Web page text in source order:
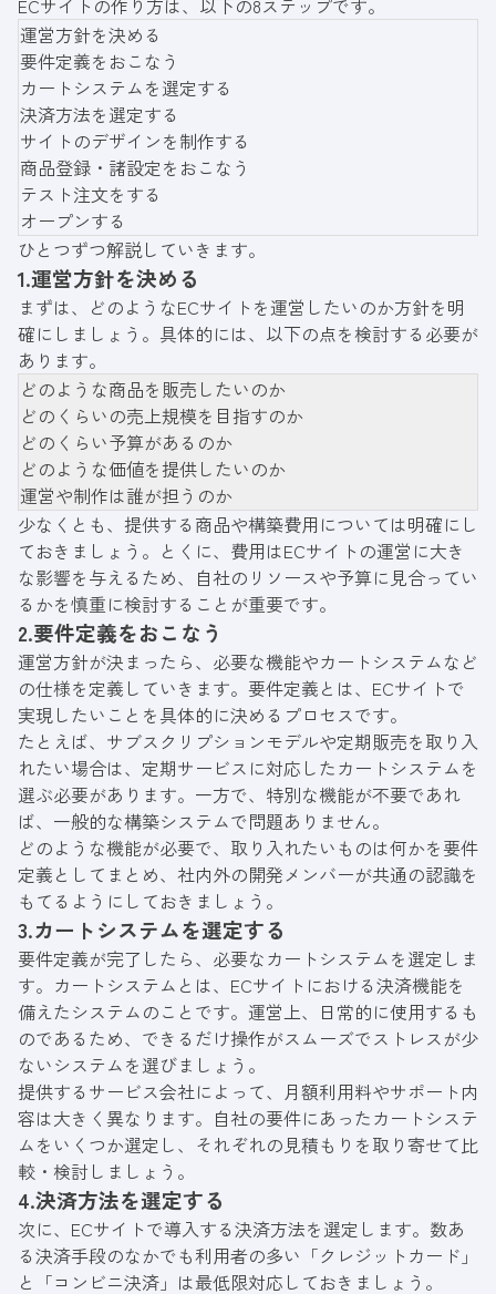
運営方針を決める
要件定義をおこなう
カートシステムを選定する
決済方法を選定する
サイトのデザインを制作する
商品登録・諸設定をおこなう
テスト注文をする
オープンする
ひとつずつ解説していきます。
1.運営方針を決める
まずは、どのようなECサイトを運営したいのか方針を明
確にしましょう。具体的には、以下の点を検討する必要が
あります。
どのような商品を販売したいのか
どのくらいの売上規模を目指すのか
どのくらい予算があるのか
どのような価値を提供したいのか
運営や制作は誰が担うのか
少なくとも、提供する商品や構築費用については明確にし
ておきましょう。とくに、費用はECサイトの運営に大き
な影響を与えるため、自社のリソースや予算に見合ってい
るかを慎重に検討することが重要です。
2.要件定義をおこなう
運営方針が決まったら、必要な機能やカートシステムなど
の仕様を定義していきます。要件定義とは、ECサイトで
実現したいことを具体的に決めるプロセスです。
たとえば、サブスクリプションモデルや定期販売を取り入
れたい場合は、定期サービスに対応したカートシステムを
選ぶ必要があります。一方で、特別な機能が不要であれ
ば、一般的な構築システムで問題ありません。
どのような機能が必要で、取り入れたいものは何かを要件
定義としてまとめ、社内外の開発メンバーが共通の認識を
もてるようにしておきましょう。
3.カートシステムを選定する
要件定義が完了したら、必要なカートシステムを選定しま
す。カートシステムとは、ECサイトにおける決済機能を
備えたシステムのことです。運営上、日常的に使用するも
のであるため、できるだけ操作がスムーズでストレスが少
ないシステムを選びましょう。
提供するサービス会社によって、月額利用料やサポート内
容は大きく異なります。自社の要件にあったカートシステ
ムをいくつか選定し、それぞれの見積もりを取り寄せて比
較・検討しましょう。
4.決済方法を選定する
次に、ECサイトで導入する決済方法を選定します。数あ
る決済手段のなかでも利用者の多い「クレジットカード」
と「コンビニ決済」は最低限対応しておきましょう。